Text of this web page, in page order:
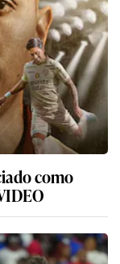
como